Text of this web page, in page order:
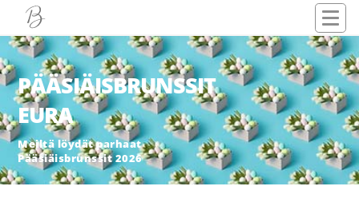
PÄÄSIÄISBRUNSSIT
EURA
Meiltä löydät parhaat
Pääsiäisbrunssit 2026